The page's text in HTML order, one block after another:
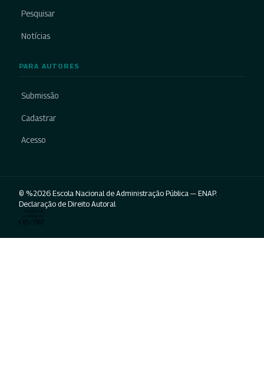
Pesquisar
Notícias
PARA AUTORES
Submissão
Cadastrar
Acesso
© %2026 Escola Nacional de Administração Pública — ENAP.
Declaração de Direito Autoral